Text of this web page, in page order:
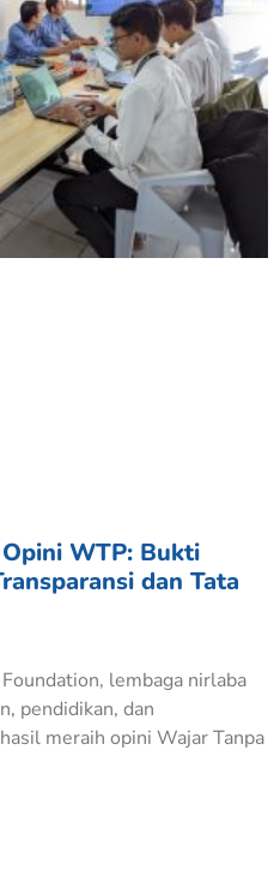
WTP: Bukti
dan Tata
lembaga nirlaba
pendidikan, dan
meraih opini Wajar Tanpa